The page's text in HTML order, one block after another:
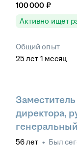
100 000 ₽
Активно ищет
Общий опыт
25 лет 1 месяц
директора,
56лет • Был